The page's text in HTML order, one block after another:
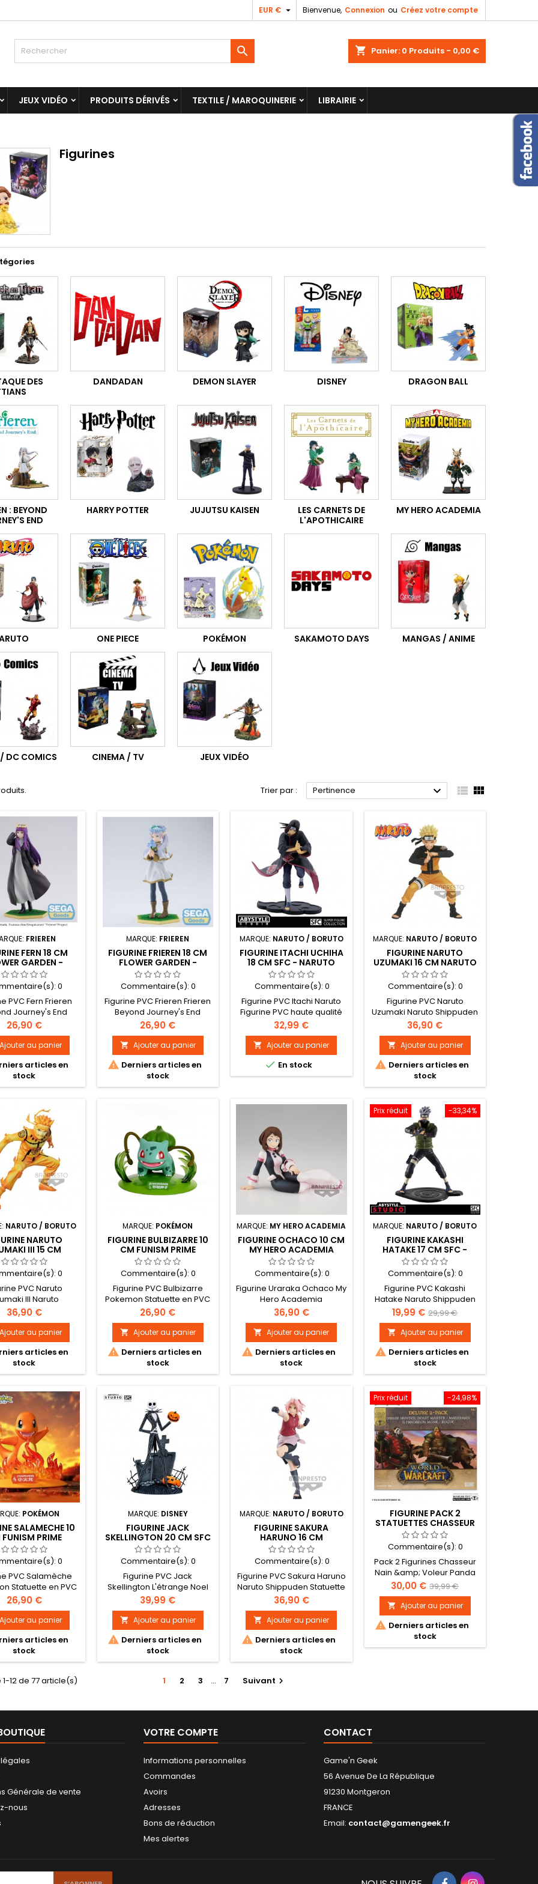
Bienvenue, Connexion ou Créez votre compte
EUR € 
shopping_cart Panier: 0 Produits - 0,00 €

JEUX VIDÉO PRODUITS DÉRIVÉS TEXTILE / MAROQUINERIE LIBRAIRIE
Figurines
DES
DANDADAN DEMON SLAYER DISNEY DRAGON BALL
: BEYOND
END
HARRY POTTER JUJUTSU KAISEN
LES CARNETS DE
L'APOTHICAIRE
MY HERO ACADEMIA
ONE PIECE POKÉMON SAKAMOTO DAYS MANGAS / ANIME
DC COMICS CINEMA / TV JEUX VIDÉO
Trier par : Pertinence   
FRIEREN
FERN 18 CM
GARDEN -
BEYOND
END 0
PVC Fern Frieren
Journey's End
en PVC haute
sous licence
de la gamme
Taille : 18 cm
environ
Prix
26,90 €
Ajouter au panier
articles en
stock
MARQUE: FRIEREN
FIGURINE FRIEREN 18 CM
FLOWER GARDEN -
FRIEREN BEYOND
JOURNEY'S END
Commentaire(s):0
Figurine PVC Frieren Frieren
Beyond Journey's End
Statuette en PVC haute
qualité sous licence
officielle de la gamme
Flower Garden. Taille : 18 cm
environ
Prix
26,90 €
 Ajouter au panier
 Derniers articles en
stock
MARQUE: NARUTO / BORUTO
FIGURINE ITACHI UCHIHA
18 CM SFC - NARUTO
SHIPPUDEN
Commentaire(s): 0
Figurine PVC Itachi Naruto
Figurine PVC haute qualité
sous licence officielle.
Gamme Super Figurine
Collection Taille : 15 cm
Prix
32,99 €
 Ajouter au panier
 En stock
MARQUE: NARUTO / BORUTO
FIGURINE NARUTO
UZUMAKI 16 CM NARUTO
VIBRATION STARS
Commentaire(s):0
Figurine PVC Naruto
Uzumaki Naruto Shippuden
Figurine PVC haute qualité
sous licence officielle.
Gamme Vibration Stars
Taille : 16 cm (modele
d'exposition)
Prix
36,90 €
 Ajouter au panier
 Derniers articles en
stock
NARUTO / BORUTO
NARUTO
III 15 CM
SHIPPUDEN
0
PVC Naruto
III Naruto
Statuette en PVC
officielle. taille :
15 cm. (modèle
d'expo)
Prix
36,90 €
Ajouter au panier
articles en
stock
MARQUE: POKÉMON
FIGURINE BULBIZARRE 10
CM FUNISM PRIME
Commentaire(s):0
Figurine PVC Bulbizarre
Pokemon Statuette en PVC
haute qualité de la marque
Funism Prime Taille : 10 cm
environ
Prix
26,90 €
 Ajouter au panier
 Derniers articles en
stock
MARQUE: MY HERO ACADEMIA
FIGURINE OCHACO 10 CM
MY HERO ACADEMIA
BREAK TIME COLLECTION
Commentaire(s): 0
Figurine Uraraka Ochaco My
Hero Academia
Figurine PVC présentée en
boite cartonnée de la
série Break Time. Taille :
environ 10 cm.
Prix
36,90 €
 Ajouter au panier
 Derniers articles en
stock
-33,34%
Prix réduit
MARQUE: NARUTO / BORUTO
FIGURINE KAKASHI
HATAKE 17 CM SFC -
NARUTO SHIPPUDEN
Commentaire(s):0
Figurine PVC Kakashi
Hatake Naruto Shippuden
Collection SFC ABYstyle.
Statuette en PVC, socle
travaillé avec l'emblème
de Konoha. Produit 100 %
officiel. taille : environ 17 cm.
Prix
19,99 € Prix
base
29,99 €
 Ajouter au panier
 Derniers articles en
stock
POKÉMON
SALAMECHE 10
PRIME
0
PVC Salamèche
Statuette en PVC
de la marque
Prime Taille : 10 cm
environ
Prix
26,90 €
Ajouter au panier
articles en
stock
MARQUE: DISNEY
FIGURINE JACK
SKELLINGTON 20 CM SFC
- L ETRANGE NOEL DE
MONSIEUR JACK
Commentaire(s):0
Figurine PVC Jack
Skellington L'étrange Noel
de Mr. Jack Statuette en
PVC haute qualité de la
gamme SFC sous licence
officielle. Taille : 20 cm
environ
Prix
39,99 €
 Ajouter au panier
 Derniers articles en
stock
MARQUE: NARUTO / BORUTO
FIGURINE SAKURA
HARUNO 16 CM
VIBRATION STARS
NARUTO SHIPPUDEN
Commentaire(s): 0
Figurine PVC Sakura Haruno
Naruto Shippuden Statuette
PVC haute qualité sous
licence officielle de la
gamme Vibration Stars.
Taille : 16 cm
Prix
36,90 €
 Ajouter au panier
 Derniers articles en
stock
-24,98%
Prix réduit
FIGURINE PACK 2
STATUETTES CHASSEUR
NAIN ET VOLEUR PANDA -
WORLD OF WARCRAFT
Commentaire(s):0
Pack 2 Figurines Chasseur
Nain &amp; Voleur Panda
World Of Warcraft Statuette
en PVC haute qualité sous
licence officielle. Taille : 15
cm environ
Prix
30,00 € Prix
de
base
39,99 €
 Ajouter au panier
 Derniers articles en
stock
12 de 77 article(s) 1 2 3 … 7 Suivant 
Générale de vente
nous
VOTRE COMPTE
Informations personnelles
Commandes
Avoirs
Adresses
Bons de réduction
Mes alertes
CONTACT
Game'n Geek
56 Avenue De La République
91230 Montgeron
FRANCE
Email: contact@gamengeek.fr